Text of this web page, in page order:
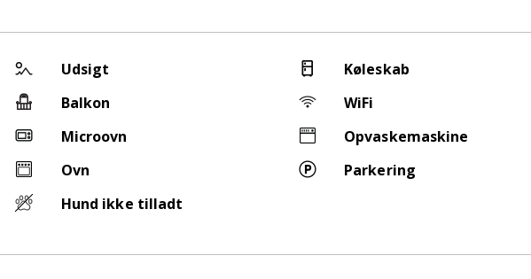
Udsigt
Køleskab
Balkon
WiFi
Microovn
Opvaskemaskine
Ovn
Parkering
Hund ikke tilladt